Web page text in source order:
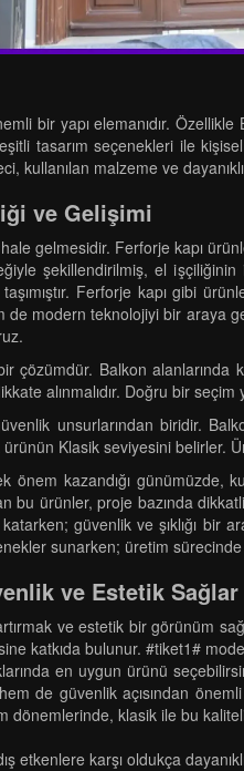
bir yapı elemanıdır.
tasarım seçenekleri ile
kullanılan malzeme ve
ve Gelişimi
gelmesidir. Ferforje kapı
şekillendirilmiş, el
Ferforje kapı gibi
de modern teknolojiyi bir
çözümdür. Balkon alanlarında
alınmalıdır. Doğru bir
unsurlarından biridir.
ürünün Klasik seviyesini
önem kazandığı
bu ürünler, proje bazında
güvenlik ve şıklığı bir
sunarken; üretim
ve Estetik Sağlar
ve estetik bir görünüm
katkıda bulunur. #tiket1#
en uygun ürünü
de güvenlik açısından
dönemlerinde, klasik ile bu
etkenlere karşı oldukça